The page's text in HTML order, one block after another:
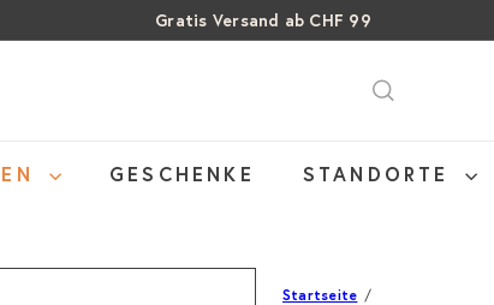
Pause
Gratis Versand ab CHF 99
Über 15% Rabatt auf Sommer Weine
SALE: Bis zu 40% auf letzte Flaschen
GESCHENKE STANDORTE
Startseite